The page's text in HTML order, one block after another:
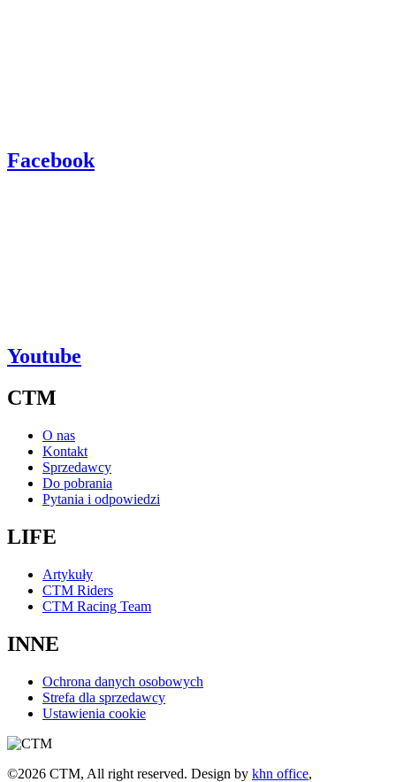
Facebook
Youtube
CTM
O nas
Kontakt
Sprzedawcy
Do pobrania
Pytania i odpowiedzi
LIFE
Artykuły
CTM Riders
CTM Racing Team
INNE
Ochrona danych osobowych
Strefa dla sprzedawcy
Ustawienia cookie
©2026 CTM, All right reserved. Design by khn office,